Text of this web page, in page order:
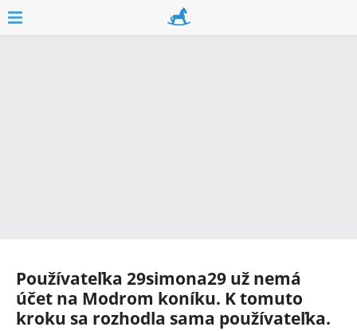
Používateľka 29simona29 už nemá
účet na Modrom koníku. K tomuto
kroku sa rozhodla sama používateľka.